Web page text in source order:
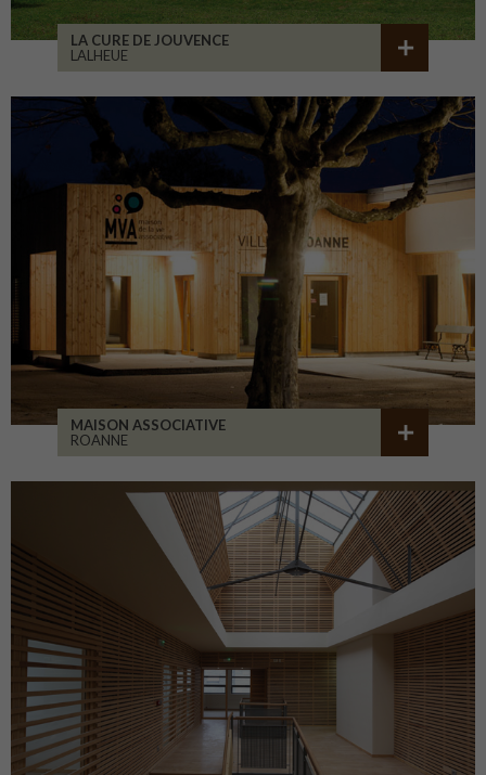
LA CURE DE JOUVENCE
LALHEUE
MAISON ASSOCIATIVE
ROANNE